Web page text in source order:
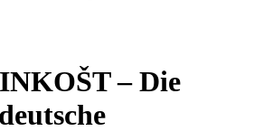
– Die